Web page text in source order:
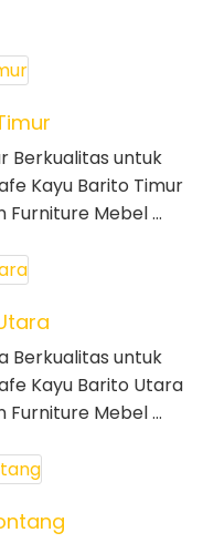
Berkualitas untuk
Kayu Barito Timur
Furniture Mebel …
Berkualitas untuk
Kayu Barito Utara
Furniture Mebel …